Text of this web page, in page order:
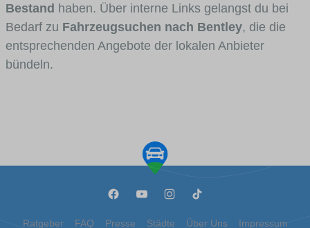
Bestand haben. Über interne Links gelangst du bei
Bedarf zu Fahrzeugsuchen nach Bentley, die die
entsprechenden Angebote der lokalen Anbieter
bündeln.
Ratgeber FAQ Presse Städte Über Uns Impressum